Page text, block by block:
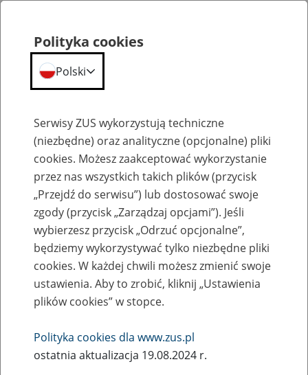
Archiwum konkursu
„Projekt z ZUS” – konkurs w roku
szkolnym 2022/2023
czerwca
Polityka cookies
Polski
Serwisy ZUS wykorzystują techniczne
(niezbędne) oraz analityczne (opcjonalne) pliki
cookies. Możesz zaakceptować wykorzystanie
przez nas wszystkich takich plików (przycisk
„Przejdź do serwisu”) lub dostosować swoje
zgody (przycisk „Zarządzaj opcjami”). Jeśli
wybierzesz przycisk „Odrzuć opcjonalne”,
będziemy wykorzystywać tylko niezbędne pliki
cookies. W każdej chwili możesz zmienić swoje
ustawienia. Aby to zrobić, kliknij „Ustawienia
plików cookies” w stopce.
Polityka cookies dla www.zus.pl
ostatnia aktualizacja 19.08.2024 r.